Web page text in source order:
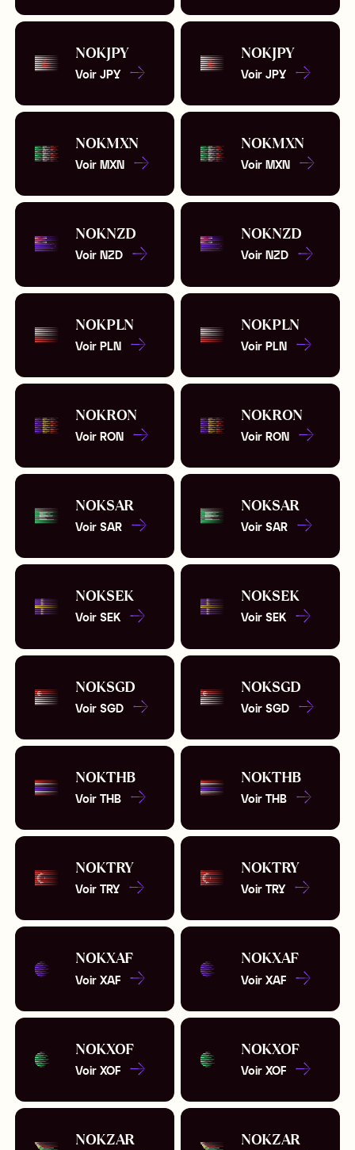
NOKJPY
Voir JPY
NOKJPY
Voir JPY
NOKMXN
Voir MXN
NOKMXN
Voir MXN
NOKNZD
Voir NZD
NOKNZD
Voir NZD
NOKPLN
Voir PLN
NOKPLN
Voir PLN
NOKRON
Voir RON
NOKRON
Voir RON
NOKSAR
Voir SAR
NOKSAR
Voir SAR
NOKSEK
Voir SEK
NOKSEK
Voir SEK
NOKSGD
Voir SGD
NOKSGD
Voir SGD
NOKTHB
Voir THB
NOKTHB
Voir THB
NOKTRY
Voir TRY
NOKTRY
Voir TRY
NOKXAF
Voir XAF
NOKXAF
Voir XAF
NOKXOF
Voir XOF
NOKXOF
Voir XOF
NOKZAR NOKZAR